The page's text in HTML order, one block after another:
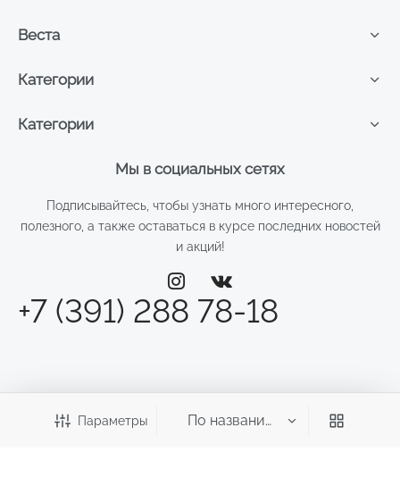
Параметры
Мы в социальных сетях
Подписывайтесь, чтобы узнать много интересного,
полезного, а также оставаться в курсе последних новостей
и акций!
+7 (391) 288 78-18
Категории
Категории
Веста